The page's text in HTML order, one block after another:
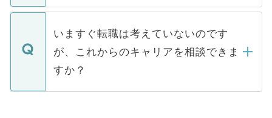
関を公にしてしまうと、応募が殺到する場
に、医療機関が求める条件に合った人材の
みを人材紹介会社に依頼するケースが増え
ています。
定を承諾する必要はありません。内定先へ
の辞退の連絡はキャリアパートナーが行い
ますので、ご安心ください。
個人情報が漏えいすることはありませんの
で、ご安心ください。当サイトからの登録
などで収集したご登録者様の個人情報は、
ご本人のキャリアアップおよび転職活動の
支援を目的に使用いたします。お預かりし
ているすべての個人データはご本人の許可
いますぐ転職は考えていないのです
が、これからのキャリアを相談できま
すか？